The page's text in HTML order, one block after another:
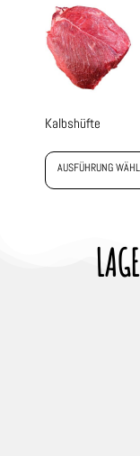
Kalbshüfte
AUSFÜHRUNG